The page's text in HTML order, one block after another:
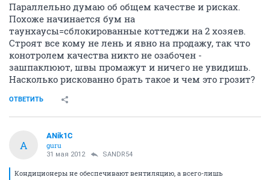
Параллельно думаю об общем качестве и рисках.
Похоже начинается бум на
таунхаусы=сблокированные коттеджи на 2 хозяев.
Строят все кому не лень и явно на продажу, так что
конотролем качества никто не озабочен -
зашпаклюют, швы промажут и ничего не увидишь.
Насколько рискованно брать такое и чем это грозит?
ОТВЕТИТЬ
A
ANik1C
guru
31 мая 2012 SANDR54
Кондиционеры не обеспечивают вентиляцию, а всего-лишь